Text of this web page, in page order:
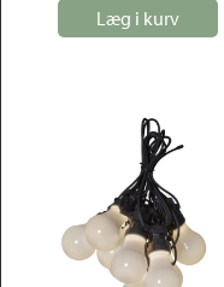
Læg i kurv